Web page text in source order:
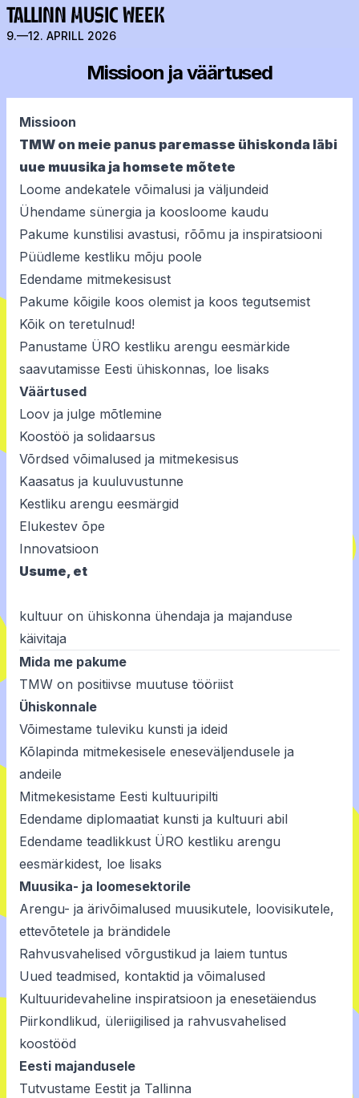
TALLINN MUSIC WEEK
9.—12. APRILL 2026
Missioon ja väärtused
Missioon
TMW on meie panus paremasse ühiskonda läbi
uue muusika ja homsete mõtete
Loome andekatele võimalusi ja väljundeid
Ühendame sünergia ja koosloome kaudu
Pakume kunstilisi avastusi, rõõmu ja inspiratsiooni
Püüdleme kestliku mõju poole
Edendame mitmekesisust
Pakume kõigile koos olemist ja koos tegutsemist
Kõik on teretulnud!
Panustame ÜRO kestliku arengu eesmärkide
saavutamisse Eesti ühiskonnas, loe lisaks
Väärtused
Loov ja julge mõtlemine
Koostöö ja solidaarsus
Võrdsed võimalused ja mitmekesisus
Kaasatus ja kuuluvustunne
Kestliku arengu eesmärgid
Elukestev õpe
Innovatsioon
Usume, et
kultuur on ühiskonna ühendaja ja majanduse
käivitaja
Mida me pakume
TMW on positiivse muutuse tööriist
Ühiskonnale
Võimestame tuleviku kunsti ja ideid
Kõlapinda mitmekesisele eneseväljendusele ja
andeile
Mitmekesistame Eesti kultuuripilti
Edendame diplomaatiat kunsti ja kultuuri abil
Edendame teadlikkust ÜRO kestliku arengu
eesmärkidest, loe lisaks
Muusika- ja loomesektorile
Arengu- ja ärivõimalused muusikutele, loovisikutele,
ettevõtetele ja brändidele
Rahvusvahelised võrgustikud ja laiem tuntus
Uued teadmised, kontaktid ja võimalused
Kultuuridevaheline inspiratsioon ja enesetäiendus
Piirkondlikud, üleriigilised ja rahvusvahelised
koostööd
Eesti majandusele
Tutvustame Eestit ja Tallinna